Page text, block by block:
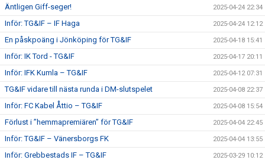
Äntligen Giff-seger! 2025-04-24 22:34
Inför: TG&IF – IF Haga 2025-04-24 12:12
En påskpoäng i Jönköping för TG&IF 2025-04-18 15:41
Inför: IK Tord - TG&IF 2025-04-17 20:11
Inför: IFK Kumla – TG&IF 2025-04-12 07:31
TG&IF vidare till nästa runda i DM-slutspelet 2025-04-08 22:37
Inför: FC Kabel Åttio – TG&IF 2025-04-08 15:54
Förlust i ”hemmapremiären” för TG&IF 2025-04-04 22:45
Inför: TG&IF – Vänersborgs FK 2025-04-04 13:55
Inför: Grebbestads IF – TG&IF 2025-03-29 10:12